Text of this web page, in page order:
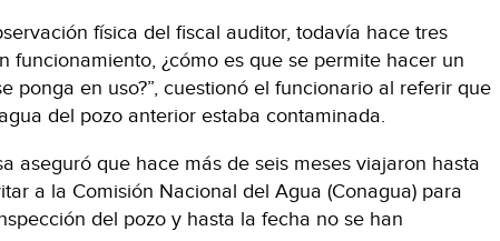
física del fiscal auditor, todavía hace tres
funcionamiento, ¿cómo es que se permite hacer un
ponga en uso?”, cuestionó el funcionario al referir que
del pozo anterior estaba contaminada.
aseguró que hace más de seis meses viajaron hasta
a la Comisión Nacional del Agua (Conagua) para
del pozo y hasta la fecha no se han